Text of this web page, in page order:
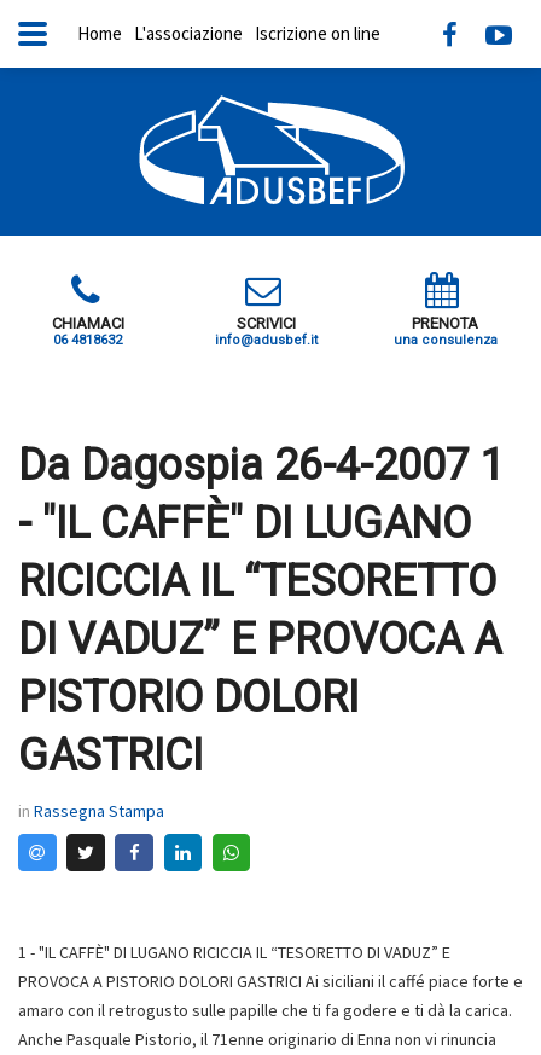
CHIAMACI
06 4818632
SCRIVICI
info@adusbef.it
PRENOTA
una consulenza
Home L'associazione Iscrizione on line
Da Dagospia 26-4-2007 1
- "IL CAFFÈ" DI LUGANO
RICICCIA IL “TESORETTO
DI VADUZ” E PROVOCA A
PISTORIO DOLORI
GASTRICI
in Rassegna Stampa
1 - "IL CAFFÈ" DI LUGANO RICICCIA IL “TESORETTO DI VADUZ” E
PROVOCA A PISTORIO DOLORI GASTRICI Ai siciliani il caffé piace forte e
amaro con il retrogusto sulle papille che ti fa godere e ti dà la carica.
Anche Pasquale Pistorio, il 71enne originario di Enna non vi rinuncia